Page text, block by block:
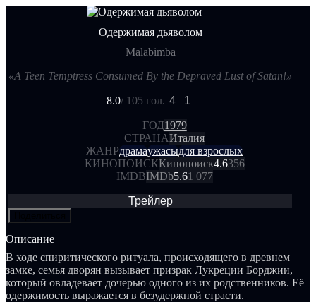
Одержимая дьяволом
Malabimba
«A Teen Temptress Consumed By the Depraved Lust of Satan!»
8.0/ 105 гол. 4 1
ГОД1979
СТРАНАИталия
ЖАНРдрамаужасыдля взрослых
КИНОПОИСККинопоиск4.6356
IMDBIMDb5.61 077
Трейлер
Описание
В ходе спиритического ритуала, происходящего в древнем
замке, семья дворян вызывает призрак Лукреции Борджии,
который овладевает дочерью одного из их родственников. Её
одержимость выражается в безудержной страсти.